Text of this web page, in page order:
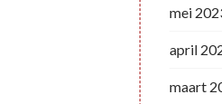
mei
april
maart